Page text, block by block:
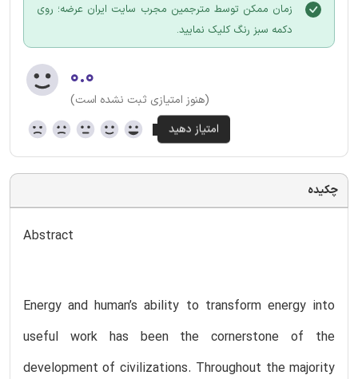
زمان ممکن توسط مترجمین مجرب سایت ایران عرضه؛ روی
دکمه سبز رنگ کلیک نمایید.
۰.۰
(هنوز امتیازی ثبت نشده است)
چکیده
Abstract
Energy and human’s ability to transform energy into
useful work has been the cornerstone of the
development of civilizations. Throughout the majority